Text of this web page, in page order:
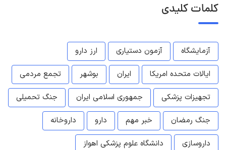
کلمات کلیدی
آزمایشگاه آزمون دستیاری
ارز دارو
ایالات متحده امریکا
ایران بوشهر
تجمع مردمی
تجهیزات پزشکی
جمهوری اسلامی ایران
جنگ تحمیلی
جنگ رمضان
خبر مهم دارو
داروخانه
داروسازی
دانشگاه علوم پزشکی اهواز